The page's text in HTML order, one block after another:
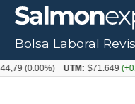
Bolsa Laboral
UTM: $71.649(+0.20%)